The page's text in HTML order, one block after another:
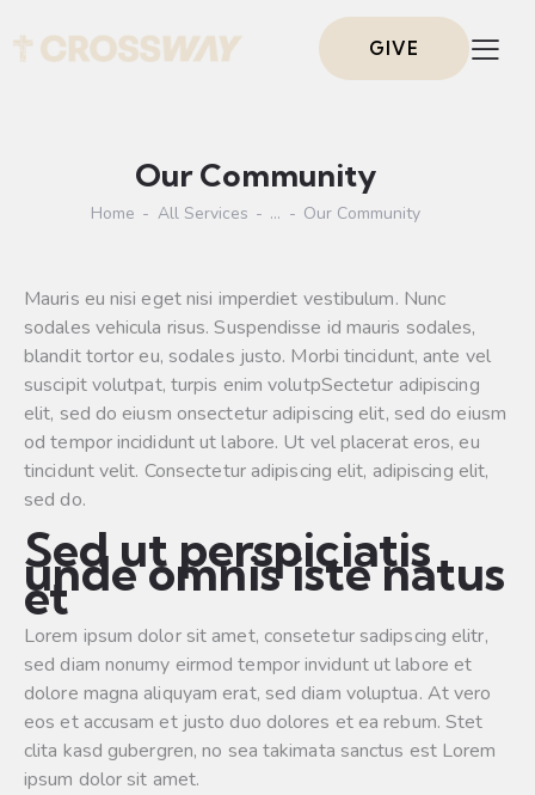
GIVE
Our Community
Home All Services ... Our Community
Mauris eu nisi eget nisi imperdiet vestibulum. Nunc
sodales vehicula risus. Suspendisse id mauris sodales,
blandit tortor eu, sodales justo. Morbi tincidunt, ante vel
suscipit volutpat, turpis enim volutpSectetur adipiscing
elit, sed do eiusm onsectetur adipiscing elit, sed do eiusm
od tempor incididunt ut labore. Ut vel placerat eros, eu
tincidunt velit. Consectetur adipiscing elit, adipiscing elit,
sed do.
Sed ut perspiciatis
unde omnis iste natus
et
Lorem ipsum dolor sit amet, consetetur sadipscing elitr,
sed diam nonumy eirmod tempor invidunt ut labore et
dolore magna aliquyam erat, sed diam voluptua. At vero
eos et accusam et justo duo dolores et ea rebum. Stet
clita kasd gubergren, no sea takimata sanctus est Lorem
ipsum dolor sit amet.